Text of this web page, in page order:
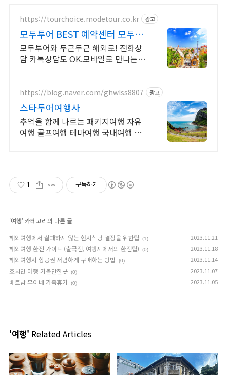
https://tourchoice.modetour.co.kr 광고
모두투어 BEST 예약센터 모두투
어와 두근두근 해외여행
모두투어와 두근두근 해외로! 전화상
담 카톡상담도 OK.모바일로 만나는
https://blog.naver.com/ghwlss8807 광고
스타투어여행사
추억을 함께 나르는 패키지여행 자유
여행 골프여행 테마여행 국내여행 해
1 구독하기
'여행' 카테고리의 다른 글
해외여행에서 실패하지 않는 현지식당 결정을 위한팁
(1) 2023.11.21
해외여행 환전 가이드 (출국전, 여행지에서의 환전팁) (0) 2023.11.18
해외여행시 항공권 저렴하게 구매하는 방법 (0) 2023.11.14
호치민 여행 가볼만한곳 (0) 2023.11.07
베트남 무이네 가족휴가 (0) 2023.11.05
'여행' Related Articles